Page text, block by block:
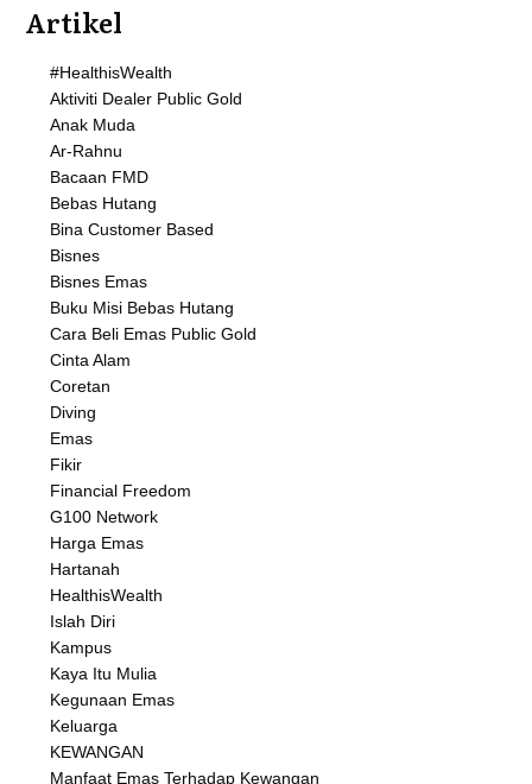
Artikel
#HealthisWealth
Aktiviti Dealer Public Gold
Anak Muda
Ar-Rahnu
Bacaan FMD
Bebas Hutang
Bina Customer Based
Bisnes
Bisnes Emas
Buku Misi Bebas Hutang
Cara Beli Emas Public Gold
Cinta Alam
Coretan
Diving
Emas
Fikir
Financial Freedom
G100 Network
Harga Emas
Hartanah
HealthisWealth
Islah Diri
Kampus
Kaya Itu Mulia
Kegunaan Emas
Keluarga
KEWANGAN
Manfaat Emas Terhadap Kewangan